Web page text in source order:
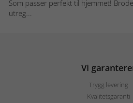
Som passer perfekt til hjemmet!
utreg...
Vi
Trygg levering
Kvalitetsgaranti